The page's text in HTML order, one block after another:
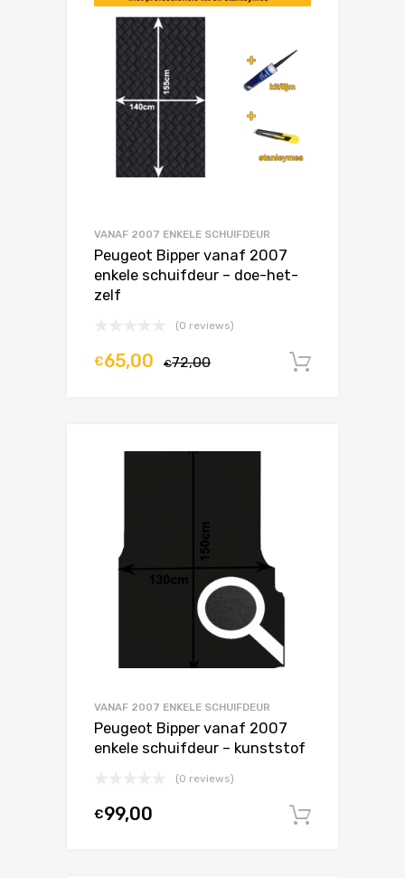
VANAF 2007 ENKELE SCHUIFDEUR
Peugeot Bipper vanaf 2007
enkele schuifdeur – doe-het-
zelf
(0 reviews)
€72,00
€65,00
VANAF 2007 ENKELE SCHUIFDEUR
Peugeot Bipper vanaf 2007
enkele schuifdeur – kunststof
(0 reviews)
€99,00